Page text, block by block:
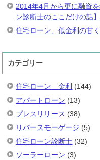
2014年4月から更に融資
ン診断士のここだけの話】
住宅ローン、低金利の甘
カテゴリー
住宅ローン 金利 (144)
アパートローン (13)
プレスリリース (38)
リバースモーゲージ (5)
住宅ローン診断士 (32)
ソーラーローン (3)